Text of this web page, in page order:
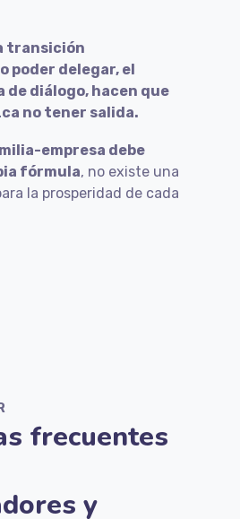
transición
poder delegar, el
diálogo, hacen que
no tener salida.
empresa debe
fórmula, no existe una
la prosperidad de cada
frecuentes
y